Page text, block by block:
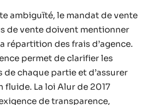
ambiguïté, le mandat de vente
de vente doivent mentionner
répartition des frais d’agence.
permet de clarifier les
chaque partie et d’assurer
fluide. La loi Alur de 2017
de transparence,